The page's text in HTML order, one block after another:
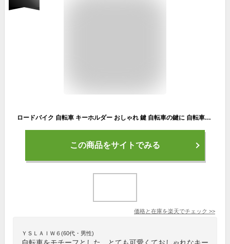
ロードバイク 自転車 キーホルダー おしゃれ 鍵 自転車の鍵に 自転車モチーフ かわいい バッグチャム シルバー 自転車キーホルダー メンズ レディース 可愛い キーホルダー 自転車 バイク 家の鍵 かぎ じてんしゃ キーリング かぎ サイクリング CYCLE☆ポイント消化 送料無料
この商品をサイトでみる
価格と在庫を楽天でチェック >>
ＹＳＬＡＩＷ６(60代・男性)